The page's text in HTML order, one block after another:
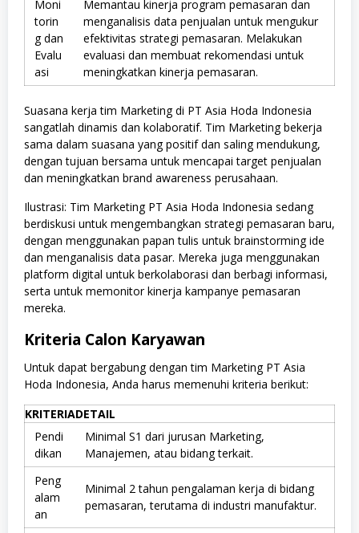
Moni
torin
g dan
Evalu
asi
Memantau kinerja program pemasaran dan
menganalisis data penjualan untuk mengukur
efektivitas strategi pemasaran. Melakukan
evaluasi dan membuat rekomendasi untuk
meningkatkan kinerja pemasaran.
Suasana kerja tim Marketing di PT Asia Hoda Indonesia
sangatlah dinamis dan kolaboratif. Tim Marketing bekerja
sama dalam suasana yang positif dan saling mendukung,
dengan tujuan bersama untuk mencapai target penjualan
dan meningkatkan brand awareness perusahaan.
Ilustrasi: Tim Marketing PT Asia Hoda Indonesia sedang
berdiskusi untuk mengembangkan strategi pemasaran baru,
dengan menggunakan papan tulis untuk brainstorming ide
dan menganalisis data pasar. Mereka juga menggunakan
platform digital untuk berkolaborasi dan berbagi informasi,
serta untuk memonitor kinerja kampanye pemasaran
mereka.
Kriteria Calon Karyawan
Untuk dapat bergabung dengan tim Marketing PT Asia
Hoda Indonesia, Anda harus memenuhi kriteria berikut:
KRITERIADETAIL
Pendi
dikan
Minimal S1 dari jurusan Marketing,
Manajemen, atau bidang terkait.
Peng
alam
an
Minimal 2 tahun pengalaman kerja di bidang
pemasaran, terutama di industri manufaktur.